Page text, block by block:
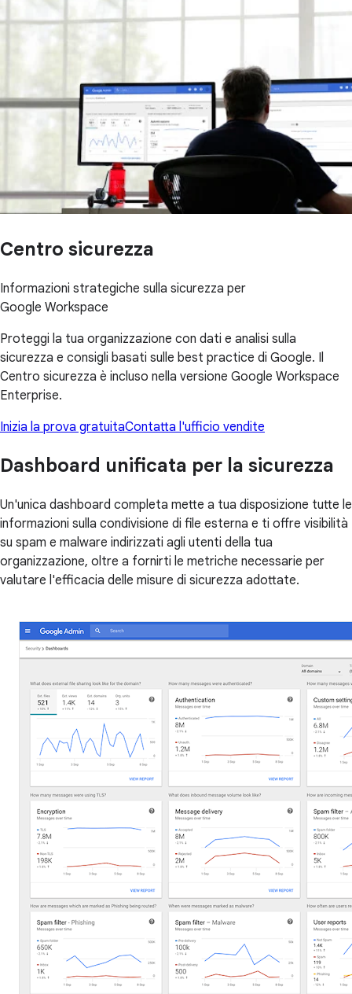
Centro sicurezza
Informazioni strategiche sulla sicurezza per
Google Workspace
Proteggi la tua organizzazione con dati e analisi sulla
sicurezza e consigli basati sulle best practice di Google. Il
Centro sicurezza è incluso nella versione Google Workspace
Enterprise.
Inizia la prova gratuitaContatta l'ufficio vendite
Dashboard unificata per la sicurezza
Un'unica dashboard completa mette a tua disposizione tutte le
informazioni sulla condivisione di file esterna e ti offre visibilità
su spam e malware indirizzati agli utenti della tua
organizzazione, oltre a fornirti le metriche necessarie per
valutare l'efficacia delle misure di sicurezza adottate.